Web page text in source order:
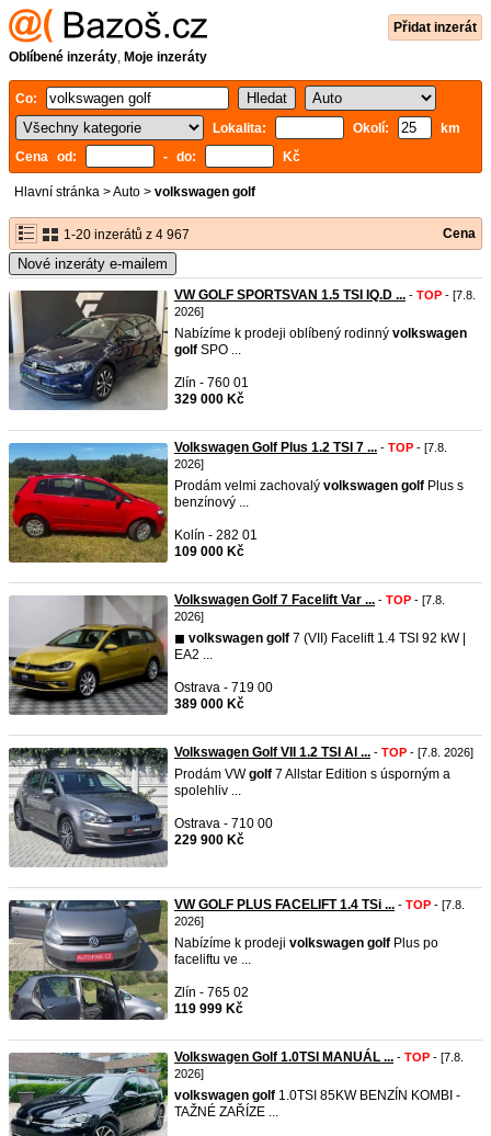
Přidat inzerát
Oblíbené inzeráty, Moje inzeráty
Co:
Lokalita:
Okolí:
km
Cena od:
- do: Kč
Hlavní stránka >Auto > volkswagen golf
1-20 inzerátů z 4 967 Cena
Nové inzeráty e-mailem
VW GOLF SPORTSVAN 1.5 TSI IQ.D ... - TOP - [7.8.
2026]
Nabízíme k prodeji oblíbený rodinný volkswagen
golf SPO ...
Zlín - 760 01
329 000 Kč
Volkswagen Golf Plus 1.2 TSI 7 ... - TOP - [7.8.
2026]
Prodám velmi zachovalý volkswagen golf Plus s
benzínový ...
Kolín - 282 01
109 000 Kč
Volkswagen Golf 7 Facelift Var ... - TOP - [7.8.
2026]
◼︎ volkswagen golf 7 (VII) Facelift 1.4 TSI 92 kW |
EA2 ...
Ostrava - 719 00
389 000 Kč
Volkswagen Golf VII 1.2 TSI Al ... - TOP - [7.8. 2026]
Prodám VWgolf 7 Allstar Edition s úsporným a
spolehliv ...
Ostrava - 710 00
229 900 Kč
VW GOLF PLUS FACELIFT 1.4 TSi ... - TOP - [7.8.
2026]
Nabízíme k prodeji volkswagen golf Plus po
faceliftu ve ...
Zlín - 765 02
119 999 Kč
Volkswagen Golf 1.0TSI MANUÁL ... - TOP - [7.8.
2026]
volkswagen golf 1.0TSI 85KW BENZÍN KOMBI -
TAŽNÉ ZAŘÍZE ...